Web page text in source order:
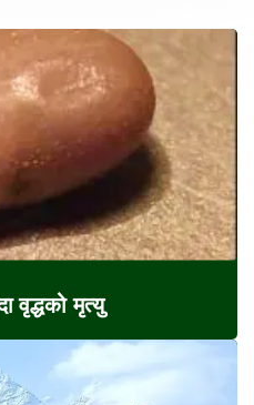
वृद्धको मृत्यु